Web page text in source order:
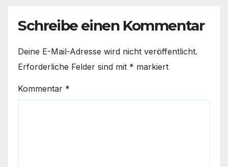
Schreibe einen Kommentar
Deine E-Mail-Adresse wird nicht veröffentlicht.
Erforderliche Felder sind mit * markiert
Kommentar *